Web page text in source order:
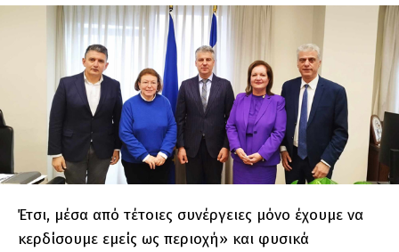
Έτσι, μέσα από τέτοιες συνέργειες μόνο έχουμε να
κερδίσουμε εμείς ως περιοχή» και φυσικά